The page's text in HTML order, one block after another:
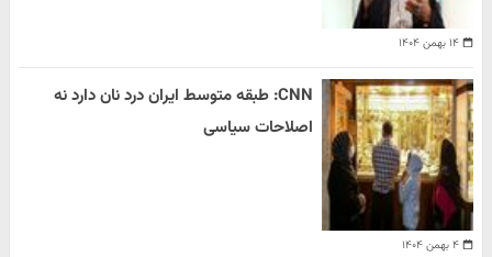
۱۴ بهمن ۱۴۰۴
۴ بهمن ۱۴۰۴
CNN: طبقه متوسط ایران درد نان دارد نه
اصلاحات سیاسی